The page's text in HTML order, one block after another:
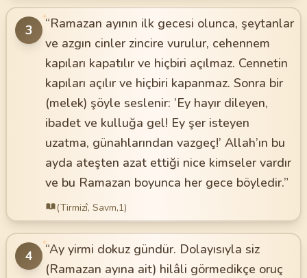
3
✦“Ramazan ayının ilk gecesi olunca, şeytanlar
ve azgın cinler zincire vurulur, cehennem
kapıları kapatılır ve hiçbiri açılmaz. Cennetin
kapıları açılır ve hiçbiri kapanmaz. Sonra bir
(melek) şöyle seslenir: ’Ey hayır dileyen,
ibadet ve kulluğa gel! Ey şer isteyen
uzatma, günahlarından vazgeç!’ Allah’ın bu
ayda ateşten azat ettiği nice kimseler vardır
ve bu Ramazan boyunca her gece böyledir.”
(Tirmizî, Savm,1)
4
✦“Ay yirmi dokuz gündür. Dolayısıyla siz
(Ramazan ayına ait) hilâli görmedikçe oruç